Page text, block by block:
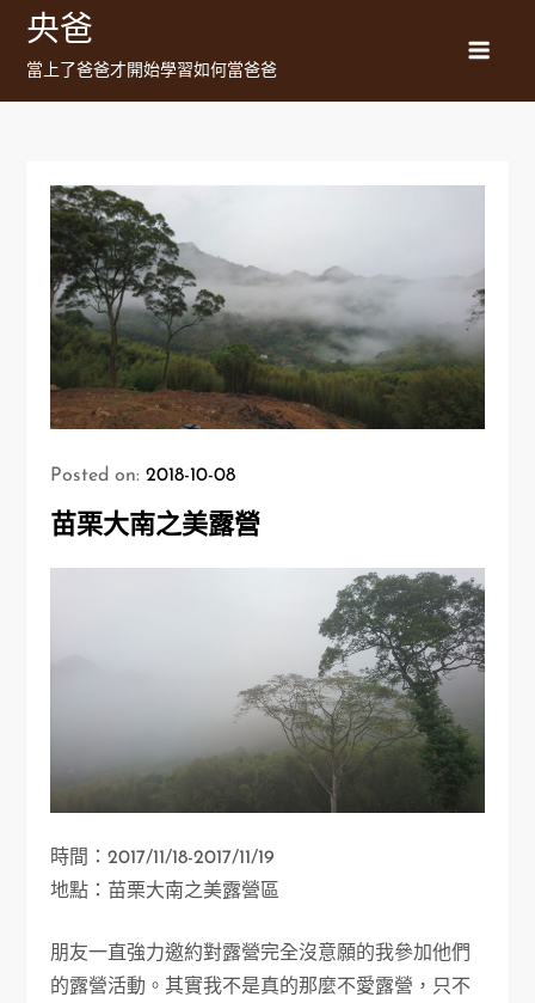
Skip
content
央爸
當上了爸爸才開始學習如何當爸爸
Posted on:2018-10-08
苗栗大南之美露營
時間：2017/11/18-2017/11/19
地點：苗栗大南之美露營區
朋友一直強力邀約對露營完全沒意願的我參加他們
的露營活動。其實我不是真的那麼不愛露營，只不